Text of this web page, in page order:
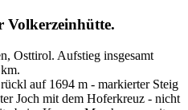
Volkerzeinhütte.
Osttirol. Aufstieg insgesamt
auf 1694 m - markierter Steig
Joch mit dem Hoferkreuz - nicht